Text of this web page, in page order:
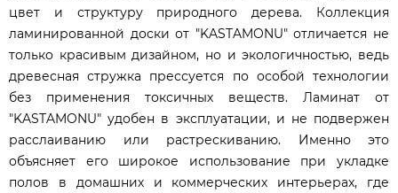
цвет и структуру природного дерева. Коллекция
ламинированной доски от "KASTAMONU" отличается не
только красивым дизайном, но и экологичностью, ведь
древесная стружка прессуется по особой технологии
без применения токсичных веществ. Ламинат от
"KASTAMONU" удобен в эксплуатации, и не подвержен
расслаиванию или растрескиванию. Именно это
объясняет его широкое использование при укладке
полов в домашних и коммерческих интерьерах, где